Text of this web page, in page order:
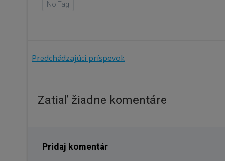
No Tag
Navigácia
v
Predchádzajúci príspevok
Zatiaľ žiadne komentáre
Pridaj komentár